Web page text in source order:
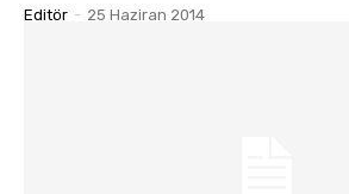
Editör - 25 Haziran 2014